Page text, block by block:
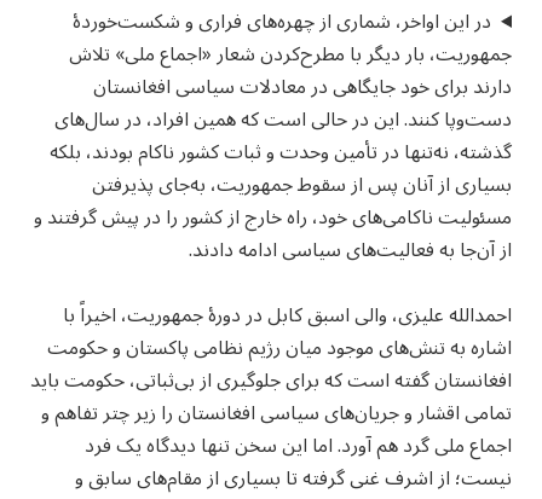
در این اواخر، شماری از چهره‌های فراری و شکست‌خوردهٔ
جمهوریت، بار دیگر با مطرح‌کردن شعار «اجماع ملی» تلاش
دارند برای خود جایگاهی در معادلات سیاسی افغانستان
دست‌وپا کنند. این در حالی است که همین افراد، در سال‌های
گذشته، نه‌تنها در تأمین وحدت و ثبات کشور ناکام بودند، بلکه
بسیاری از آنان پس از سقوط جمهوریت، به‌جای پذیرفتن
مسئولیت ناکامی‌های خود، راه خارج از کشور را در پیش گرفتند و
از آن‌جا به فعالیت‌های سیاسی ادامه دادند.
احمدالله علیزی، والی اسبق کابل در دورهٔ جمهوریت، اخیراً با
اشاره به تنش‌های موجود میان رژیم نظامی پاکستان و حکومت
افغانستان گفته است که برای جلوگیری از بی‌ثباتی، حکومت باید
تمامی اقشار و جریان‌های سیاسی افغانستان را زیر چتر تفاهم و
اجماع ملی گرد هم آورد. اما این سخن تنها دیدگاه یک فرد
نیست؛ از اشرف غنی گرفته تا بسیاری از مقام‌های سابق و